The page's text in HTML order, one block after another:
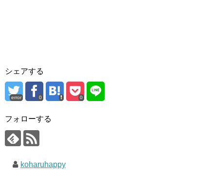
シェアする
error 0 0
フォローする
koharuhappy